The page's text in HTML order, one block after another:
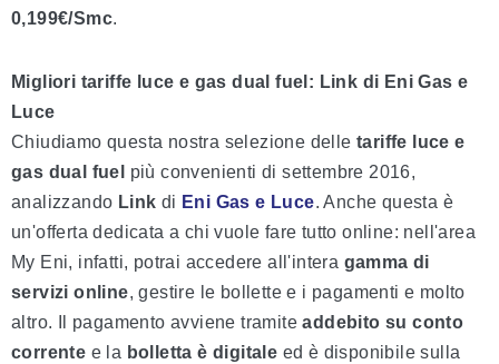
0,199€/Smc.
Migliori tariffe luce e gas dual fuel: Link di Eni Gas e
Luce
Chiudiamo questa nostra selezione delle tariffe luce e
gas dual fuel
più convenienti di settembre 2016,
analizzando Link di Eni Gas e Luce. Anche questa è
un'offerta dedicata a chi vuole fare tutto online: nell'area
My Eni, infatti, potrai accedere all'intera gamma di
servizi online, gestire le bollette e i pagamenti e molto
altro. Il pagamento avviene tramiteaddebito su conto
corrente e la bolletta è digitale ed è disponibile sulla